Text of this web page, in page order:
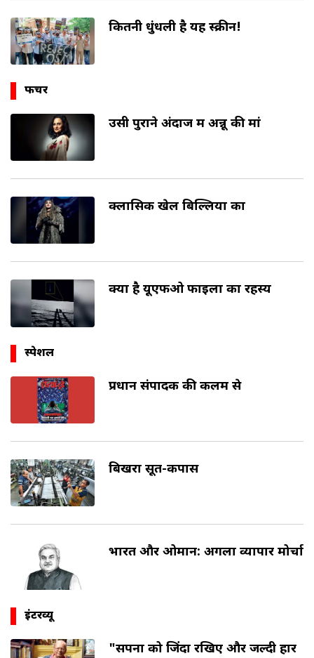
कितनी धुंधली है यह स्क्रीन!
फीचर
उसी पुराने अंदाज में अन्नू की मां
क्लासिक खेल बिल्लियों का
क्या है यूएफओ फाइलों का रहस्य
स्पेशल
प्रधान संपादक की कलम से
बिखरा सूत-कपास
भारत और ओमान: अगला व्यापार मोर्चा
इंटरव्यू
"सपनों को जिंदा रखिए और जल्दी हार